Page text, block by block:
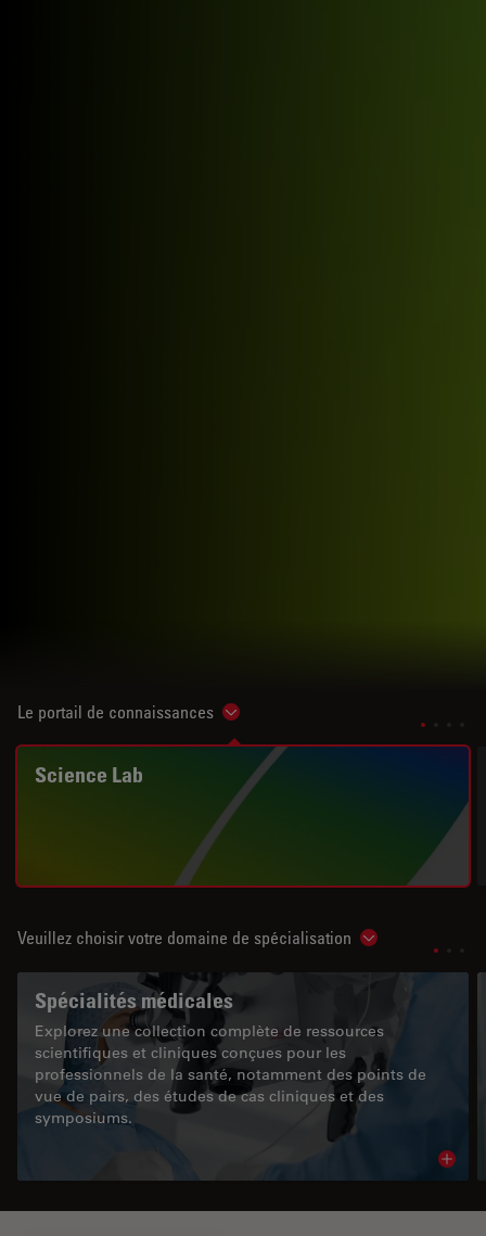
Le portail de connaissances Show subnavigation
Science Lab
Veuillez choisir votre domaine de spécialisation Show
Spécialités médicales
Explorez une collection complète de ressources
scientifiques et cliniques conçues pour les
professionnels de la santé, notamment des points de
vue de pairs, des études de cas cliniques et des
symposiums.